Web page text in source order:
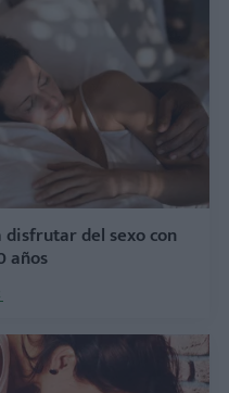
disfrutar del sexo con
años